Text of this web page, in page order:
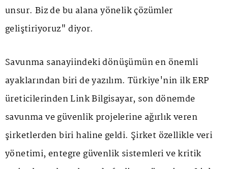
unsur. Biz de bu alana yönelik çözümler
geliştiriyoruz" diyor.
Savunma sanayiindeki dönüşümün en önemli
ayaklarından biri de yazılım. Türkiye'nin ilk ERP
üreticilerinden Link Bilgisayar, son dönemde
savunma ve güvenlik projelerine ağırlık veren
şirketlerden biri haline geldi. Şirket özellikle veri
yönetimi, entegre güvenlik sistemleri ve kritik